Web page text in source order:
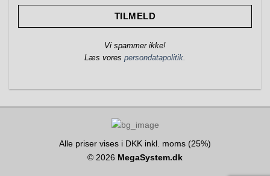
Vi spammer ikke!
Læs vores persondatapolitik.
Alle priser vises i DKK inkl. moms (25%)
© 2026 MegaSystem.dk